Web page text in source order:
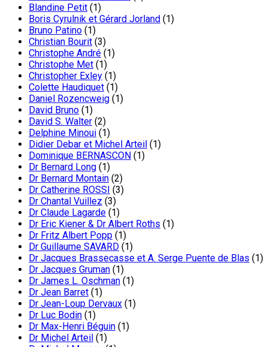
Blandine Petit (1)
Boris Cyrulnik et Gérard Jorland (1)
Bruno Patino (1)
Christian Bourit (3)
Christophe André (1)
Christophe Met (1)
Christopher Exley (1)
Colette Haudiquet (1)
Daniel Rozencweig (1)
David Bruno (1)
David S. Walter (2)
Delphine Minoui (1)
Didier Debar et Michel Arteil (1)
Dominique BERNASCON (1)
Dr Bernard Long (1)
Dr Bernard Montain (2)
Dr Catherine ROSSI (3)
Dr Chantal Vuillez (3)
Dr Claude Lagarde (1)
Dr Eric Kiener & Dr Albert Roths (1)
Dr Fritz Albert Popp (1)
Dr Guillaume SAVARD (1)
Dr Jacques Brassecasse et A. Serge Puente de Blas (1)
Dr Jacques Gruman (1)
Dr James L. Oschman (1)
Dr Jean Barret (1)
Dr Jean-Loup Dervaux (1)
Dr Luc Bodin (1)
Dr Max-Henri Béguin (1)
Dr Michel Arteil (1)